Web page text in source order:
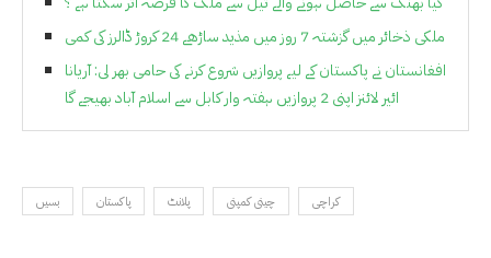
ملکی ذخائر میں گزشتہ 7 روز میں مذید ساڑھے 24 کروڑ ڈالرز کی کمی
افغانستان نے پاکستان کے لیے پروازیں شروع کرنے کی حامی بھر لی: آریانا
ائیر لائنز اپنی 2 پروازیں ہفتہ وار کابل سے اسلام آباد بھیجے گا
بسیں پاکستان پلانٹ چینی کمپنی کراچی